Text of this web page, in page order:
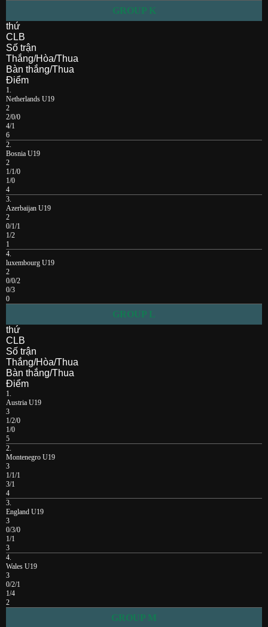
GROUP K
thứ
CLB
Số trận
Thắng/Hòa/Thua
Bàn thắng/Thua
Điểm
1.
Netherlands U19
2
2/0/0
4/1
6
2.
Bosnia U19
2
1/1/0
1/0
4
3.
Azerbaijan U19
2
0/1/1
1/2
1
4.
luxembourg U19
2
0/0/2
0/3
0
GROUP L
thứ
CLB
Số trận
Thắng/Hòa/Thua
Bàn thắng/Thua
Điểm
1.
Austria U19
3
1/2/0
1/0
5
2.
Montenegro U19
3
1/1/1
3/1
4
3.
England U19
3
0/3/0
1/1
3
4.
Wales U19
3
0/2/1
1/4
2
GROUP M